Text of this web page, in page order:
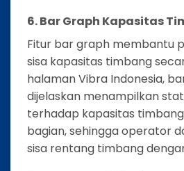
6. Bar Graph Kapasitas
Fitur bar graph membantu
sisa kapasitas timbang
halaman Vibra Indonesia,
dijelaskan menampilkan
terhadap kapasitas
bagian, sehingga operator
sisa rentang timbang